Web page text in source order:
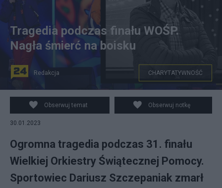
Tragedia podczas 31. finału WOŚP. Nagła śmierć
sportowca na boisku. Fot. PAP/Andrzej Lange /
Facebook / APO / Canva
Tragedia podczas finału WOŚP.
Nagła śmierć na boisku
Redakcja CHARYTATYWNOŚĆ
Obserwuj temat Obserwuj notkę
30.01.2023
Ogromna tragedia podczas 31. finału
Wielkiej Orkiestry Świątecznej Pomocy.
Sportowiec Dariusz Szczepaniak zmarł